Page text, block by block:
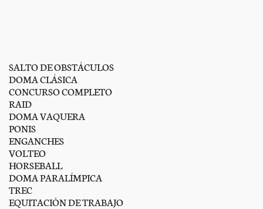
SALTO DE OBSTÁCULOS
DOMA CLÁSICA
CONCURSO COMPLETO
RAID
DOMA VAQUERA
PONIS
ENGANCHES
VOLTEO
HORSEBALL
DOMA PARALÍMPICA
TREC
EQUITACIÓN DE TRABAJO